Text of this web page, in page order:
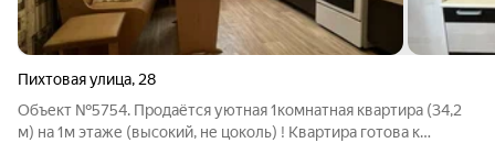
Пихтовая улица, 28
Объект №5754. Продаётся уютная 1комнатная квартира (34,2
м) на 1м этаже (высокий, не цоколь) ! Квартира готова к